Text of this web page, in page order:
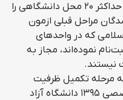
رشته/ گرایشی که مصاحبه شده‌اند، حداکثر ۲۰ محل دانشگاهی را
مراحل قبلی ازمون
آزاد اسلامی که در واحدهای
نموده‌اند، مجاز به
نیستند.
مرحله تکمیل ظرفیت
مقاطع کارشناسی ارشد ودکترای تخصصی ۱۳۹۵ دانشگاه آزاد